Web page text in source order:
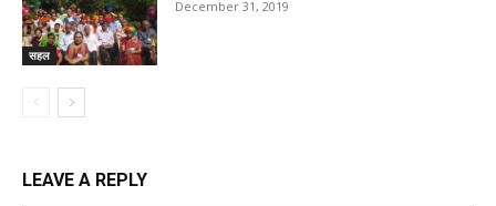
सहल
December 31, 2019
LEAVE A REPLY